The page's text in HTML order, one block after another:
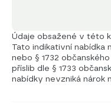
Údaje obsažené v této
Tato indikativní nabídka
nebo § 1732
příslib dle § 1733
nabídky nevzniká nárok